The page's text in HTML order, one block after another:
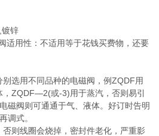
镀锌
适用性：不适用等于花钱买费物，还要
选用不同品种的电磁阀，例ZQDF用
ZQDF—2(或-3)用于蒸汽，否则易引
磁阀则可通通于气、液体。好订时告明
调式。
则线圈会烧掉，密封件老化，严重影